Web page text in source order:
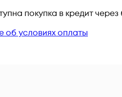
покупка в кредит
об условиях оплаты